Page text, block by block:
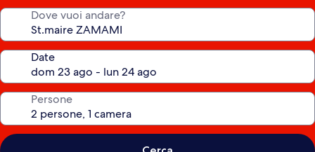
Dove vuoi andare?
Date
Persone